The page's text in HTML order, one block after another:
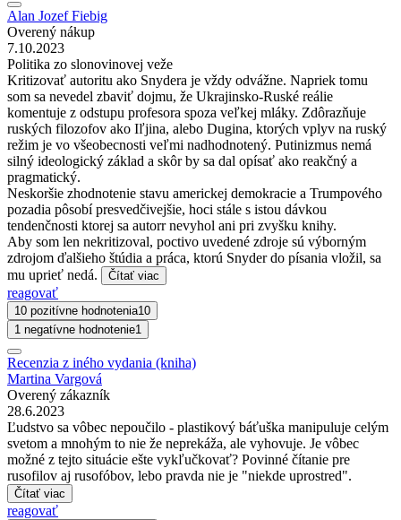
Alan Jozef Fiebig
Overený nákup
7.10.2023
Politika zo slonovinovej veže
Kritizovať autoritu ako Snydera je vždy odvážne. Napriek tomu
som sa nevedel zbaviť dojmu, že Ukrajinsko-Ruské reálie
komentuje z odstupu profesora spoza veľkej mláky. Zdôrazňuje
ruských filozofov ako Iľjina, alebo Dugina, ktorých vplyv na ruský
režim je vo všeobecnosti veľmi nadhodnotený. Putinizmus nemá
silný ideologický základ a skôr by sa dal opísať ako reakčný a
pragmatický.
Neskoršie zhodnotenie stavu americkej demokracie a Trumpového
pozadia pôsobí presvedčivejšie, hoci stále s istou dávkou
tendenčnosti ktorej sa autorr nevyhol ani pri zvyšku knihy.
Aby som len nekritizoval, poctivo uvedené zdroje sú výborným
zdrojom ďalšieho štúdia a práca, ktorú Snyder do písania vložil, sa
mu uprieť nedá.
Čítať viac
reagovať
10 pozitívne hodnotenia10
1 negatívne hodnotenie1
Recenzia z iného vydania (kniha)
Martina Vargová
Overený zákazník
28.6.2023
Ľudstvo sa vôbec nepoučilo - plastikový báťuška manipuluje celým
svetom a mnohým to nie že neprekáža, ale vyhovuje. Je vôbec
možné z tejto situácie ešte vykľučkovať? Povinné čítanie pre
rusofilov aj rusofóbov, lebo pravda nie je "niekde uprostred".
Čítať viac
reagovať